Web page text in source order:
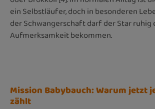
ein Selbstläufer, doch in besonderen
der Schwangerschaft darf der Star ruhig
Aufmerksamkeit bekommen.
Mission Babybauch: Warum jetzt
zählt